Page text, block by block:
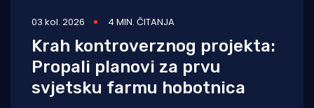
03 kol. 2026 4 MIN. ČITANJA
Krah kontroverznog projekta:
Propali planovi za prvu
svjetsku farmu hobotnica